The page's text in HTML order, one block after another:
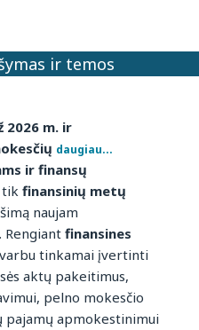
ir temos
2026 m. ir
daugiau...
ir finansų
tikfinansinių metų
naujam
finansines
tinkamai įvertinti
aktų pakeitimus,
pelno mokesčio
pajamų apmokestinimui